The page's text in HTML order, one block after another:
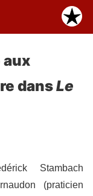
aux
dansLe
Stambach
(praticien